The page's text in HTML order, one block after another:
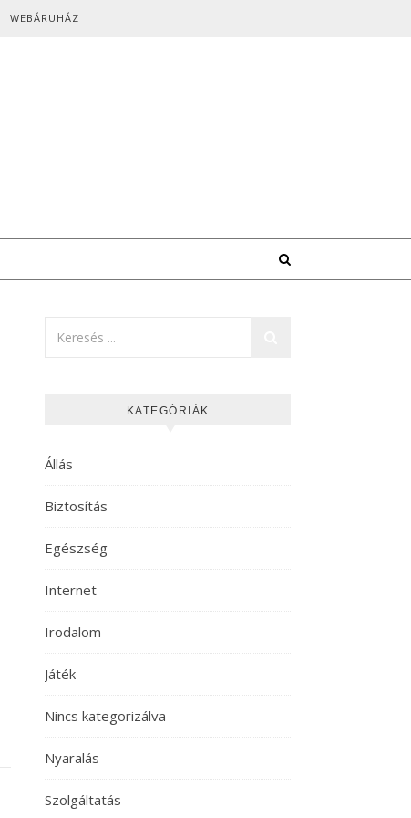
WEBÁRUHÁZ
KATEGÓRIÁK
Állás
Biztosítás
Egészség
Internet
Irodalom
Játék
Nincs kategorizálva
Nyaralás
Szolgáltatás